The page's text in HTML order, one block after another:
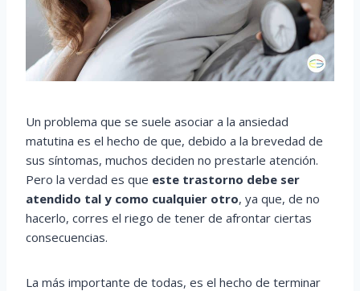
Un problema que se suele asociar a la ansiedad
matutina es el hecho de que, debido a la brevedad de
sus síntomas, muchos deciden no prestarle atención.
Pero la verdad es que este trastorno debe ser
atendido tal y como cualquier otro, ya que, de no
hacerlo, corres el riego de tener de afrontar ciertas
consecuencias.
La más importante de todas, es el hecho de terminar